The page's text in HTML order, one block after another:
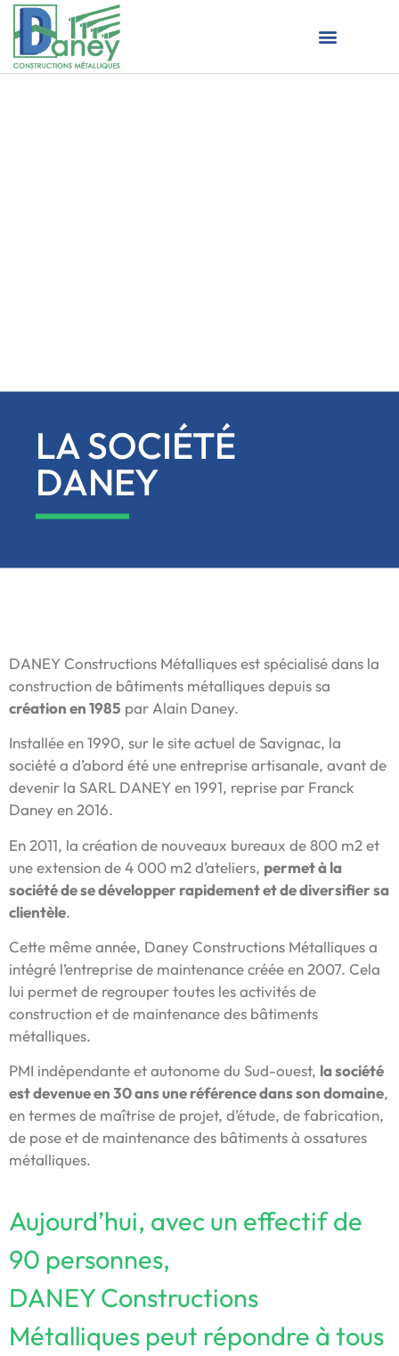
LA SOCIÉTÉ
DANEY
DANEY Constructions Métalliques est spécialisé dans la
construction de bâtiments métalliques depuis sa
création en 1985 par Alain Daney.
Installée en 1990, sur le site actuel de Savignac, la
société a d’abord été une entreprise artisanale, avant de
devenir la SARL DANEY en 1991, reprise par Franck
Daney en 2016.
En 2011, la création de nouveaux bureaux de 800 m2 et
une extension de 4 000 m2 d’ateliers, permet à la
société de se développer rapidement et de diversifier sa
clientèle.
Cette même année, Daney Constructions Métalliques a
intégré l’entreprise de maintenance créée en 2007. Cela
lui permet de regrouper toutes les activités de
construction et de maintenance des bâtiments
métalliques.
PMI indépendante et autonome du Sud-ouest, la société
est devenue en 30 ans une référence dans son domaine,
en termes de maîtrise de projet, d’étude, de fabrication,
de pose et de maintenance des bâtiments à ossatures
métalliques.
Aujourd’hui, avec un effectif de
90 personnes,
DANEY Constructions
Métalliques peut répondre à tous